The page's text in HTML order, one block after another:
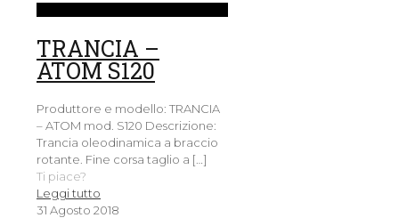
TRANCIA –
ATOM S120
Produttore e modello: TRANCIA
– ATOM mod. S120 Descrizione:
Trancia oleodinamica a braccio
rotante. Fine corsa taglio a […]
Ti piace?
Leggi tutto
31 Agosto 2018